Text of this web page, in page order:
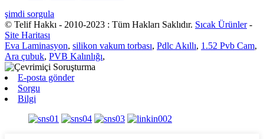
şimdi sorgula
© Telif Hakkı - 2010-2023 : Tüm Hakları Saklıdır. Sıcak Ürünler-
Site Haritası
Eva Laminasyon, silikon vakum torbası, Pdlc Akıllı, 1.52 Pvb Cam,
Ara çubuk, PVB Kalınlığı,
E-posta gönder
Sorgu
Bilgi